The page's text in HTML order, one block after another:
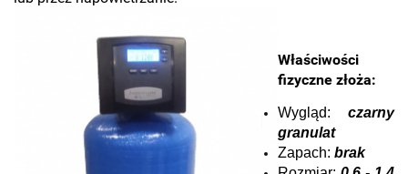
Właściwości
fizyczne złoża:
Wygląd: czarny
granulat
Zapach: brak